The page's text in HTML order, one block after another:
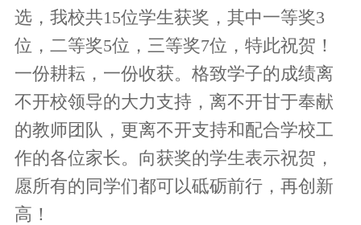
选，我校共15位学生获奖，其中一等奖3
位，二等奖5位，三等奖7位，特此祝贺！
一份耕耘，一份收获。格致学子的成绩离
不开校领导的大力支持，离不开甘于奉献
的教师团队，更离不开支持和配合学校工
作的各位家长。向获奖的学生表示祝贺，
愿所有的同学们都可以砥砺前行，再创新
高！